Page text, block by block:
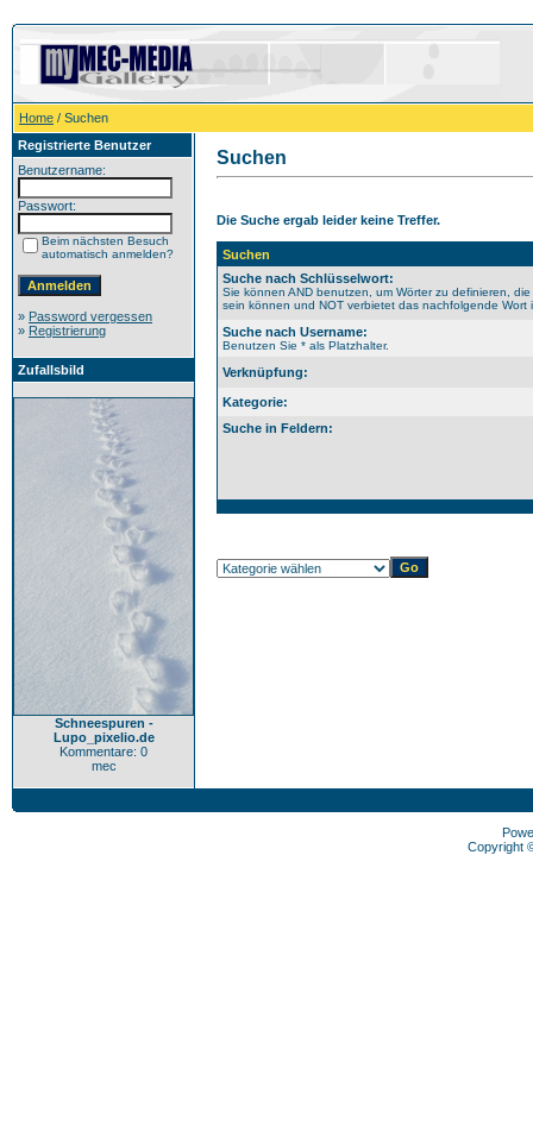
Home / Suchen
Registrierte Benutzer
Benutzername:
Passwort:
Beim nächsten Besuch
automatisch anmelden?
» Password vergessen
» Registrierung
Zufallsbild
Schneespuren -
Lupo_pixelio.de
Kommentare: 0
mec
Suchen
Die Suche ergab leider keine Treffer.
Suchen
Suche nach Schlüsselwort:
Sie können AND benutzen, um Wörter zu definieren,
sein können und NOT verbietet das nachfolgende Wort
Suche nach Username:
Benutzen Sie * als Platzhalter.
Verknüpfung:
Kategorie:
Suche in Feldern:
Copyright